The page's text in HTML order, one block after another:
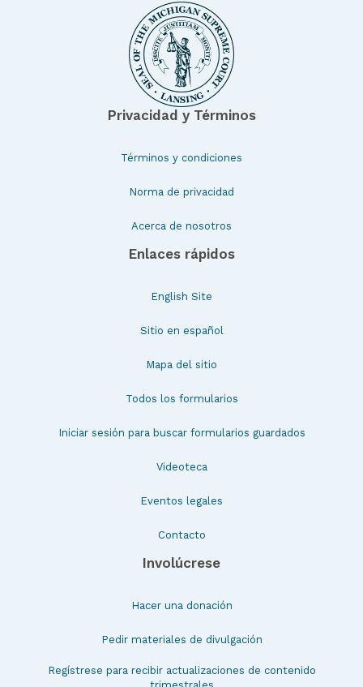
Privacidad y Términos
Términos y condiciones
Norma de privacidad
Acerca de nosotros
Enlaces rápidos
English Site
Sitio en español
Mapa del sitio
Todos los formularios
Iniciar sesión para buscar formularios guardados
Videoteca
Eventos legales
Contacto
Involúcrese
Hacer una donación
Pedir materiales de divulgación
Regístrese para recibir actualizaciones de contenido